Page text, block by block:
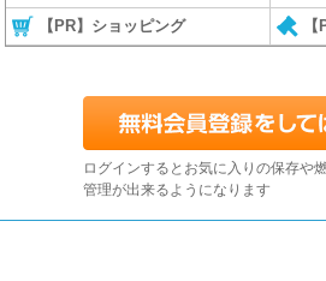
【PR】ショッピング
ログインするとお気に入りの保存や
管理が出来るようになります